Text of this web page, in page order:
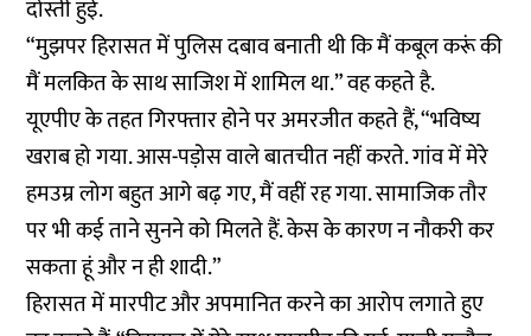
दोस्ती हुई.
“मुझपर हिरासत में पुलिस दबाव बनाती थी कि मैं कबूल करूं की
मैं मलकित के साथ साजिश में शामिल था.” वह कहते है.
यूएपीए के तहत गिरफ्तार होने पर अमरजीत कहते हैं, “भविष्य
खराब हो गया. आस-पड़ोस वाले बातचीत नहीं करते. गांव में मेरे
हमउम्र लोग बहुत आगे बढ़ गए, मैं वहीं रह गया. सामाजिक तौर
पर भी कई ताने सुनने को मिलते हैं. केस के कारण न नौकरी कर
सकता हूं और न ही शादी.”
हिरासत में मारपीट और अपमानित करने का आरोप लगाते हुए